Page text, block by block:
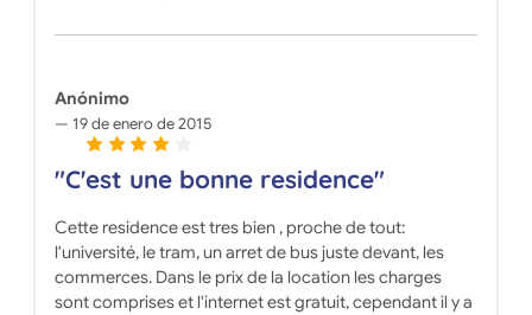
Anónimo
19 de enero de 2015
"C'est une bonne residence"
Cette residence est tres bien , proche de tout:
l'université, le tram, un arret de bus juste devant, les
commerces. Dans le prix de la location les charges
sont comprises et l'internet est gratuit, cependant il y a